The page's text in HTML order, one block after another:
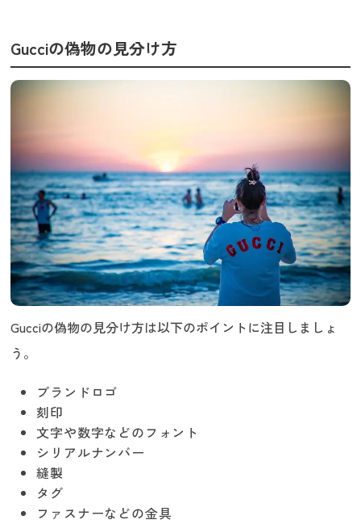
PVC素材アイテム
ディオニュソス ショルダーウォレット
バンブー バッグ
ウェブシリーズ
GGキャンバス ベースボールキャップ
ロゴTシャツ
Gucciの偽物が売られている販売先
スーパーコピーサイト
フリマアプリ
ネットオークション
Gucciの偽物を買わないための注意点
怪しいサイトは利用しない
Gucciに関するQ&A
Gucciのシリアルナンバーの意味は？
Gucciを売るときに必要なものは？
Gucciの偽物の見分け方
Gucciの偽物の見分け方は以下のポイントに注目しましょ
う。
ブランドロゴ
刻印
文字や数字などのフォント
シリアルナンバー
縫製
タグ
ファスナーなどの金具